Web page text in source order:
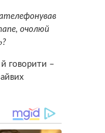
очолюй
й говорити –